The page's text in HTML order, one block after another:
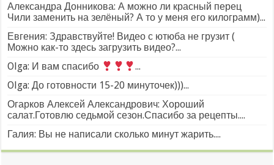
Александра Донникова: А можно ли красный перец
Чили заменить на зелёный? А то у меня его килограмм)...
Евгения: Здравствуйте! Видео с ютюба не грузит (
Можно как-то здесь загрузить видео?...
Olga: И вам спасибо
...
Olga: До готовности 15-20 минуточек)))...
Огарков Алексей Александрович: Хороший
салат.Готовлю седьмой сезон.Спасибо за рецепты....
Галия: Вы не написали сколько минут жарить....